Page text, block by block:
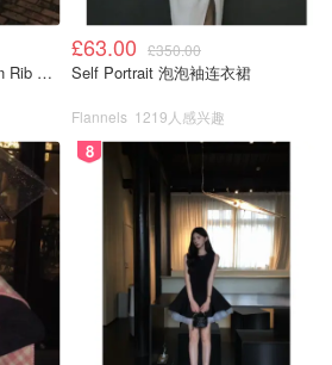
被砍树人打翻的罗琦
BROW END. SKIMS Cotton Rib 长款背心连衣裙 薄荷绿
£63.00 £350.00
Self Portrait 泡泡袖连衣裙
Flannels 1219人感兴趣
8